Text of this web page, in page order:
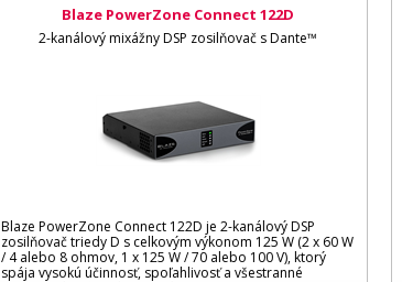
Blaze PowerZone Connect 122D
2-kanálový mixážny DSP zosilňovač s Dante™
Blaze PowerZone Connect 122D je 2-kanálový DSP
zosilňovač triedy D s celkovým výkonom 125 W (2 x 60 W
/ 4 alebo 8 ohmov, 1 x 125 W / 70 alebo 100 V), ktorý
spája vysokú účinnosť, spoľahlivosť a všestranné